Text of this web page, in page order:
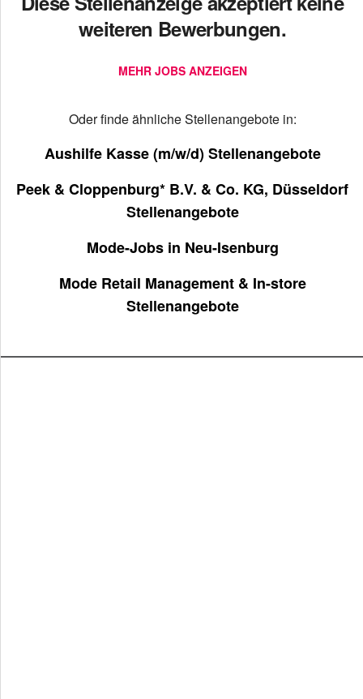
weiteren Bewerbungen.
MEHR JOBS ANZEIGEN
Oder finde ähnliche Stellenangebote in:
Aushilfe Kasse (m/w/d) Stellenangebote
Peek & Cloppenburg* B.V. & Co. KG, Düsseldorf
Stellenangebote
Mode-Jobs in Neu-Isenburg
Mode Retail Management & In-store
Stellenangebote